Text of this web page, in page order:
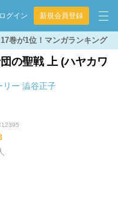
ログイン 新規会員登録
巻が1位！マンガランキング
の聖戦 上 (ハヤカワ
リー 澁谷正子